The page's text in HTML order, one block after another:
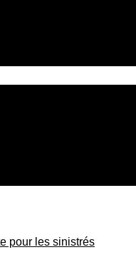
pour les sinistrés